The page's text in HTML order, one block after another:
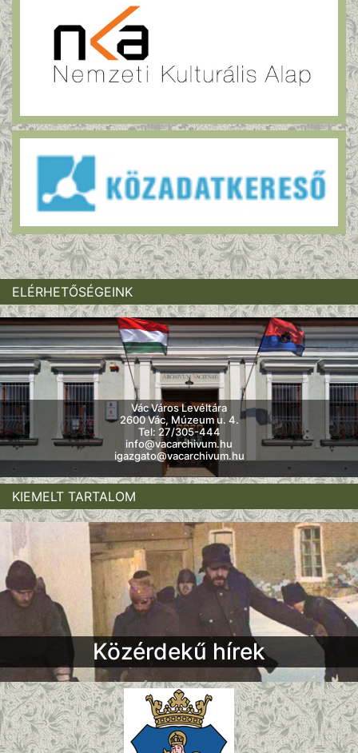
ELÉRHETŐSÉGEINK
Vác Város Levéltára
2600 Vác, Múzeum u. 4.
Tel: 27/305-444
info@vacarchivum.hu
igazgato@vacarchivum.hu
KIEMELT TARTALOM
Közérdekű hírek